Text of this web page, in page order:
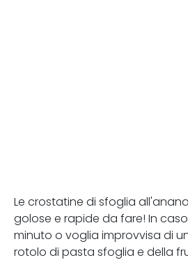
Le crostatine di sfoglia
golose e rapide da fare! In
minuto o voglia improvvisa di
rotolo di pasta sfoglia e della